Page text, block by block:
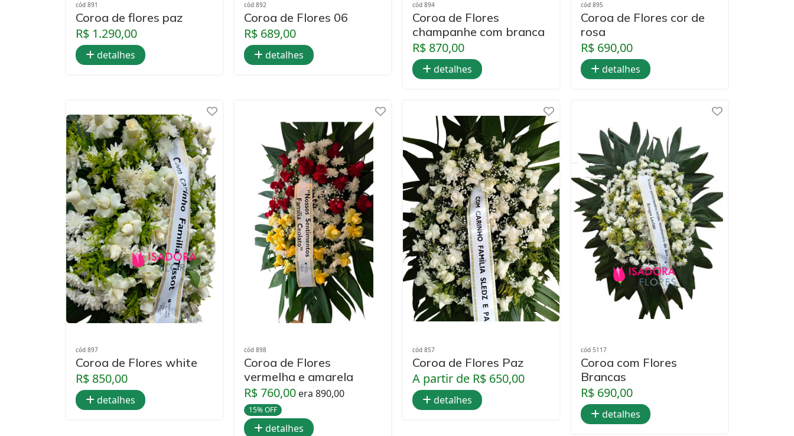
cód 891
Coroa de flores paz
R$ 1.290,00
detalhes
cód 892
Coroa de Flores 06
R$ 689,00
detalhes
cód 894
Coroa de Flores
champanhe com branca
R$ 870,00
detalhes
cód 895
Coroa de Flores cor de
rosa
R$ 690,00
detalhes
cód 897
Coroa de Flores white
R$ 850,00
detalhes
cód 898
Coroa de Flores
vermelha e amarela
R$ 760,00 era 890,00
15% OFF
detalhes
cód 857
Coroa de Flores Paz
A partir de R$ 650,00
detalhes
cód 5117
Coroa com Flores
Brancas
R$ 690,00
detalhes